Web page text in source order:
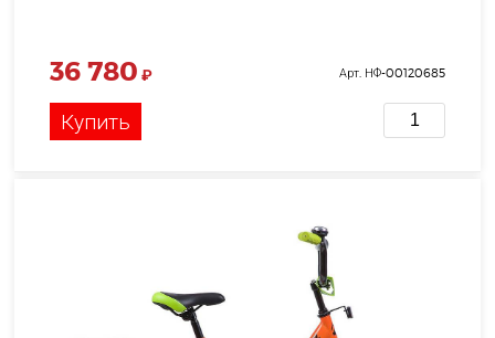
36 780 ₽ Арт. НФ-00120685
Купить